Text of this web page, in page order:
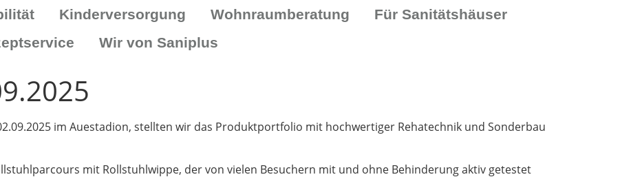
Kinderversorgung Wohnraumberatung
Für Sanitätshäuser
Wir von Saniplus
im Auestadion, stellten wir das Produktportfolio mit hochwertiger Rehatechnik und Sonderbau
mit Rollstuhlwippe, der von vielen Besuchern mit und ohne Behinderung aktiv getestet